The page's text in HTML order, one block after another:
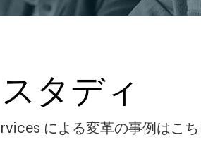
タディ
による変革の事例はこち